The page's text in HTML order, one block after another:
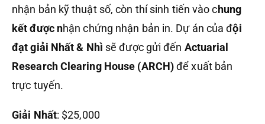
nhận bản kỹ thuật số, còn thí sinh tiến vào chung
kết được nhận chứng nhận bản in. Dự án của đội
đạt giải Nhất & Nhì sẽ được gửi đến Actuarial
Research Clearing House (ARCH)để xuất bản
trực tuyến.
Giải Nhất: $25,000